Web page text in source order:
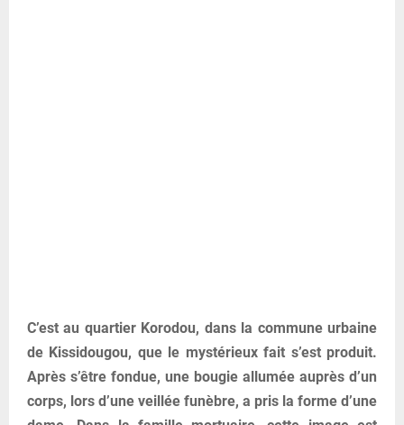
C’est au quartier Korodou, dans la commune urbaine
de Kissidougou, que le mystérieux fait s’est produit.
Après s’être fondue, une bougie allumée auprès d’un
corps, lors d’une veillée funèbre, a pris la forme d’une